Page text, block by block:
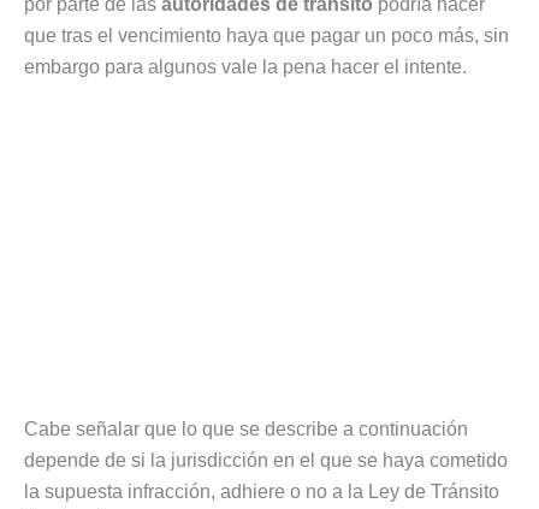
que tras el vencimiento haya que pagar un poco más, sin
embargo para algunos vale la pena hacer el intente.
Cabe señalar que lo que se describe a continuación
depende de si la jurisdicción en el que se haya cometido
la supuesta infracción, adhiere o no a la Ley de Tránsito